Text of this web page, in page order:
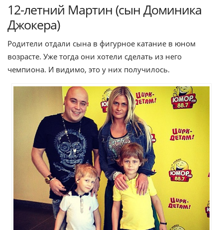
12-летний Мартин (сын Доминика
Джокера)
Родители отдали сына в фигурное катание в юном
возрасте. Уже тогда они хотели сделать из него
чемпиона. И видимо, это у них получилось.